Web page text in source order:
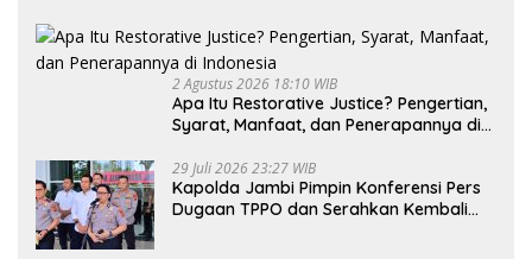
2 Agustus 2026 18:10 WIB
Apa Itu Restorative Justice? Pengertian,
Syarat, Manfaat, dan Penerapannya di
29 Juli 2026 23:27 WIB
Kapolda Jambi Pimpin Konferensi Pers
Dugaan TPPO dan Serahkan Kembali